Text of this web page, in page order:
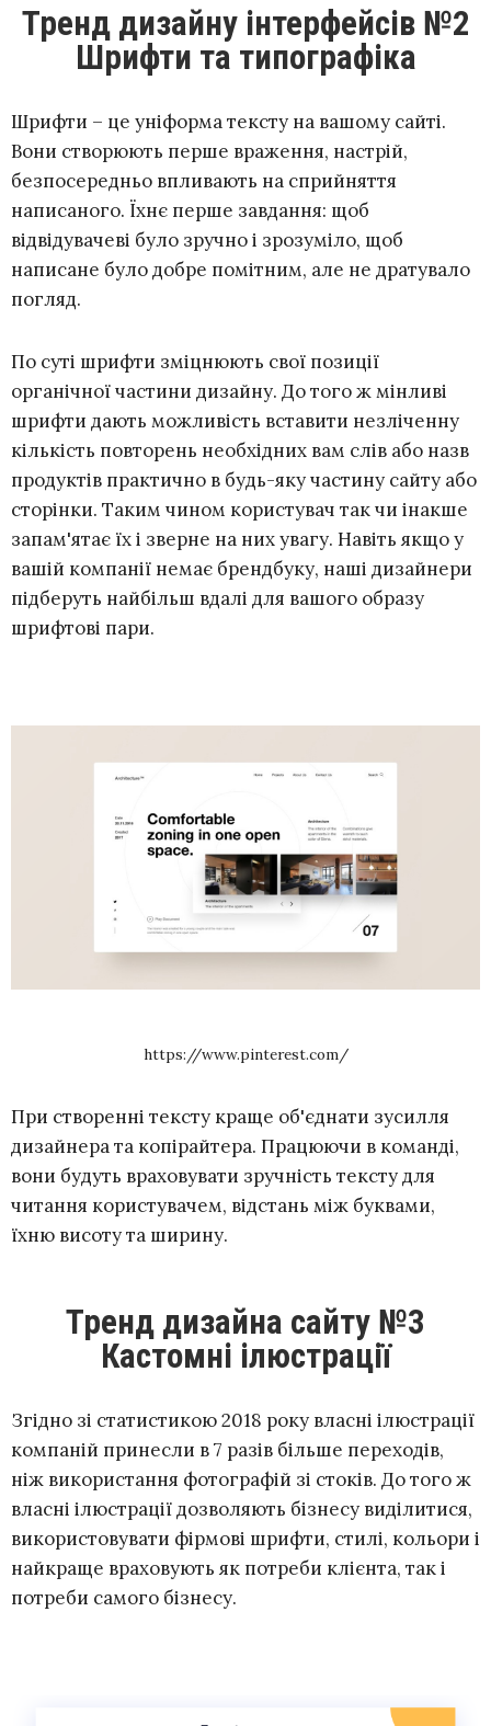
Тренд дизайну інтерфейсів №2
Шрифти та типографіка
Шрифти – це уніформа тексту на вашому сайті.
Вони створюють перше враження, настрій,
безпосередньо впливають на сприйняття
написаного. Їхнє перше завдання: щоб
відвідувачеві було зручно і зрозуміло, щоб
написане було добре помітним, але не дратувало
погляд.
По суті шрифти зміцнюють свої позиції
органічної частини дизайну. До того ж мінливі
шрифти дають можливість вставити незліченну
кількість повторень необхідних вам слів або назв
продуктів практично в будь-яку частину сайту або
сторінки. Таким чином користувач так чи інакше
запам'ятає їх і зверне на них увагу. Навіть якщо у
вашій компанії немає брендбуку, наші дизайнери
підберуть найбільш вдалі для вашого образу
шрифтові пари.
https://www.pinterest.com/
При створенні тексту краще об'єднати зусилля
дизайнера та копірайтера. Працюючи в команді,
вони будуть враховувати зручність тексту для
читання користувачем, відстань між буквами,
їхню висоту та ширину.
Тренд дизайна сайту №3
Кастомні ілюстрації
Згідно зі статистикою 2018 року власні ілюстрації
компаній принесли в 7 разів більше переходів,
ніж використання фотографій зі стоків. До того ж
власні ілюстрації дозволяють бізнесу виділитися,
використовувати фірмові шрифти, стилі, кольори і
найкраще враховують як потреби клієнта, так і
потреби самого бізнесу.